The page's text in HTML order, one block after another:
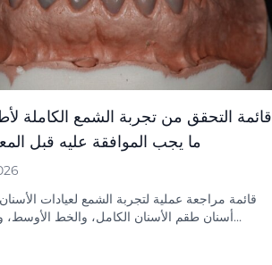
قائمة التحقق من تجربة الشمع الكاملة
ما يجب الموافقة عليه قبل
قائمة مراجعة عملية لتجربة الشمع لعيادات
أسنان طقم الأسنان الكامل، والخط الأوسط،